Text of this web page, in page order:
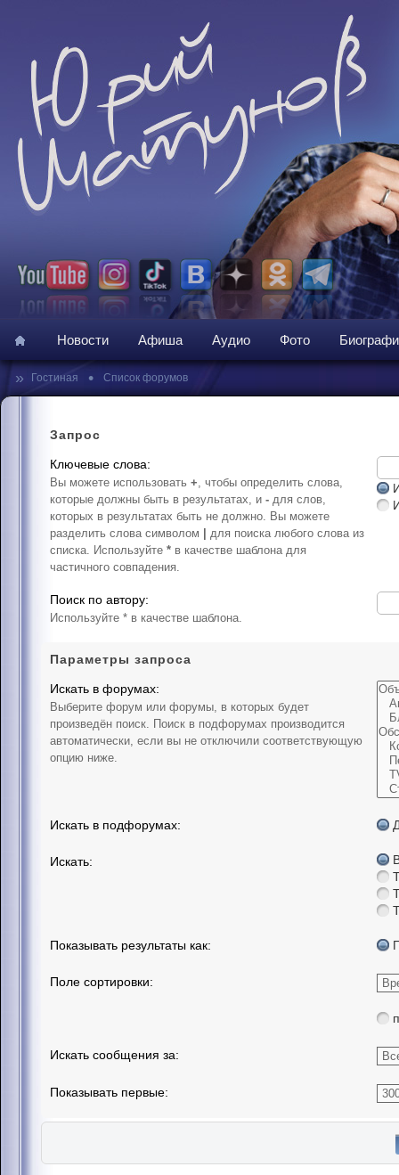
Новости Афиша Аудио Фото
» Гостиная • Список форумов
Запрос
Ключевые слова:
Вы можете использовать +, чтобы определить слова,
которые должны быть в результатах, и - для слов,
которых в результатах быть не должно. Вы можете
разделить слова символом
для поиска любого слова из
списка. Используйте * в качестве шаблона для
частичного совпадения.
Поиск по автору:
Используйте * в качестве шаблона.
Параметры запроса
Искать в форумах:
Выберите форум или форумы, в которых будет
произведён поиск. Поиск в подфорумах производится
автоматически, если вы не отключили соответствующую
опцию ниже.
Искать в подфорумах:
Искать:
Показывать результаты как:
Поле сортировки:
Искать сообщения за:
Показывать первые: